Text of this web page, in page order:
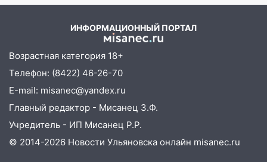
18:00 Пепелище на Балтийской: в
Заволжье ульяновские спасатели
ликвидировали крупный пожар
17:15 Прогноз погоды на 10 августа в
Ульяновской области
16:00 В Ульяновске во время шторма на
Волге пропал известный блогер: нужна
15:28 Соцсети: на «Ауди» упало дерево
ИНФОРМАЦИОННЫЙ ПОРТАЛ
Возрастная категория 18+
Телефон: (8422) 46-26-70
E-mail: misanec@yandex.ru
Главный редактор - Мисанец З.Ф.
Учредитель - ИП Мисанец Р.Р.
© 2014-2026 Новости Ульяновска онлайн misanec.ru